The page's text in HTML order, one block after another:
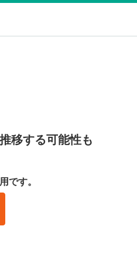
移する可能性も
です。